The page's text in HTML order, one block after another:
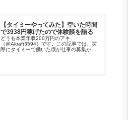
【タイミーやってみた】空いた時間
で3938円稼げたので体験談を語る
どうも本業年収200万円のアキ
（@Akraft3594）です。この記事では、実
際にタイミーで働いた僕が仕事の募集から